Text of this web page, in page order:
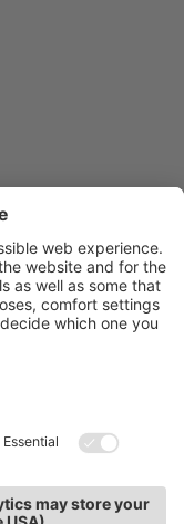
T+39 0471 310 311.